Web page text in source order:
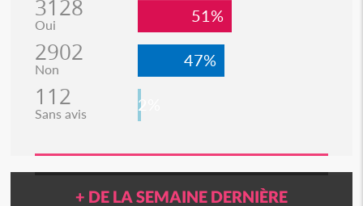
3128
Oui 51%
2902
Non 47%
112
Sans avis 2%
+ DE LA SEMAINE DERNIÈRE